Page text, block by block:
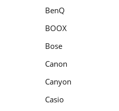
BenQ
BOOX
Bose
Canon
Canyon
Casio